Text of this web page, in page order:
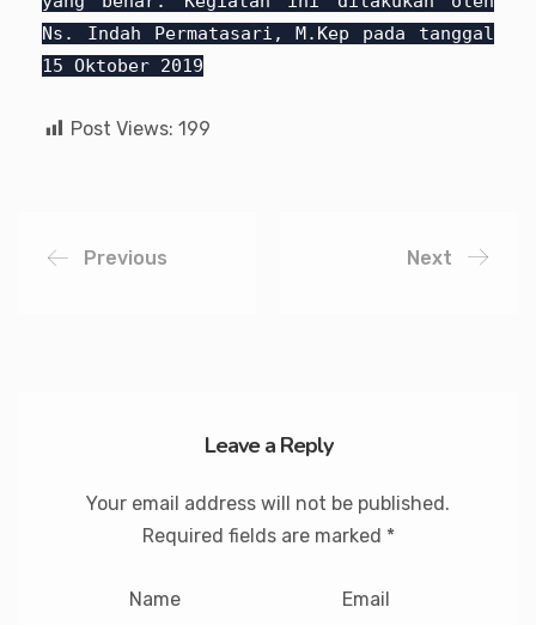
Ns. Indah Permatasari, M.Kep pada tanggal
15 Oktober 2019
Post Views: 199
Previous Next
Leave a Reply
Your email address will not be published.
Required fields are marked *
Name Email